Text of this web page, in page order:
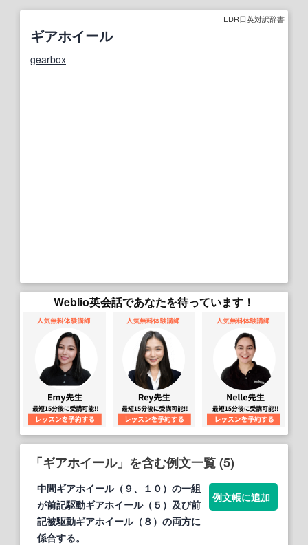
EDR日英対訳辞書
ギアホイール
gearbox
Weblio英会話であなたを待っています！
「ギアホイール」を含む例文一覧 (5)
中間ギアホイール（９、１０）の一組
が前記駆動ギアホイール（５）及び前
記被駆動ギアホイール（８）の両方に
係合する。
例文帳に追加